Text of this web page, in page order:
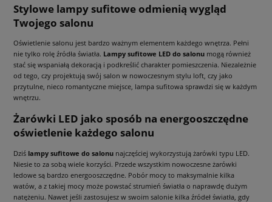
Stylowe lampy sufitowe odmienią wygląd
Twojego salonu
Oświetlenie salonu jest bardzo ważnym elementem każdego wnętrza. Pełni
nie tylko rolę źródła światła. Lampy sufitowe LED do salonu mogą również
stać się wspaniałą dekoracją i podkreślić charakter pomieszczenia. Niezależnie
od tego, czy projektują swój salon w nowoczesnym stylu loft, czy jako
przytulne, nieco romantyczne miejsce, lampa sufitowa sprawdzi się w każdym
wnętrzu.
Żarówki LED jako sposób na energooszczędne
oświetlenie każdego salonu
Dziś lampy sufitowe do salonu najczęściej wykorzystują żarówki typu LED.
Niesie to za sobą wiele korzyści. Przede wszystkim nowoczesne żarówki
ledowe są bardzo energooszczędne. Pobór mocy to maksymalnie kilka
watów, a z takiej mocy może powstać strumień światła o naprawdę dużym
natężeniu. Nawet jeśli zastosujesz w swoim salonie kilka źródeł światła, gdy